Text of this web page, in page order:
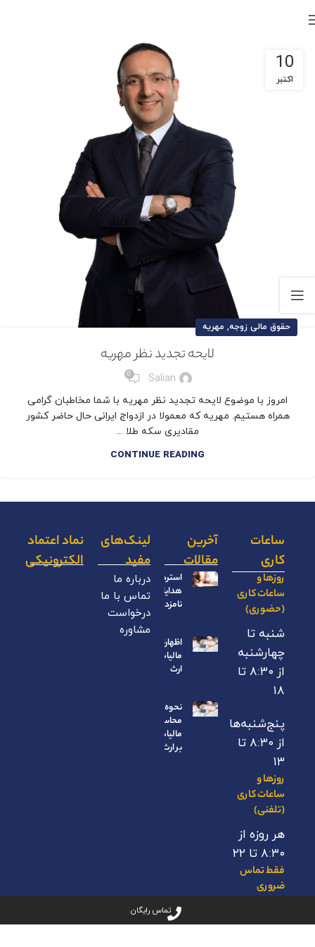
10
اکتبر
حقوق مالی زوجه, مهریه
لایحه تجدید نظر مهریه
Salian
0
امروز با موضوع لایحه تجدید نظر مهریه با شما مخاطبان گرامی
همراه هستیم. مهریه که معمولا در ازدواج ایرانی حال حاضر کشور
مقادیری سکه طلا ...
CONTINUE READING
ساعات
کاری
روزها و
ساعات کاری
(حضوری)
شنبه تا
چهارشنبه
از ۸:۳۰ تا
۱۸
پنج‌شنبه‌ها
از ۸:۳۰ تا
۱۳
روزها و
ساعات کاری
(تلفنی)
هر روزه از
۸:۳۰ تا ۲۲
فقط تماس
ضروری
- ۰۹۱۲
آخرین
مقالات
استرداد
هدایای
نامزدی
اظهارنامه
مالیات بر
ارث
نحوه
محاسبه
مالیات
بر ارث
لینک‌های
مفید
درباره ما
تماس با ما
درخواست
مشاوره
نماد اعتماد
الکترونیکی
تماس رایگان